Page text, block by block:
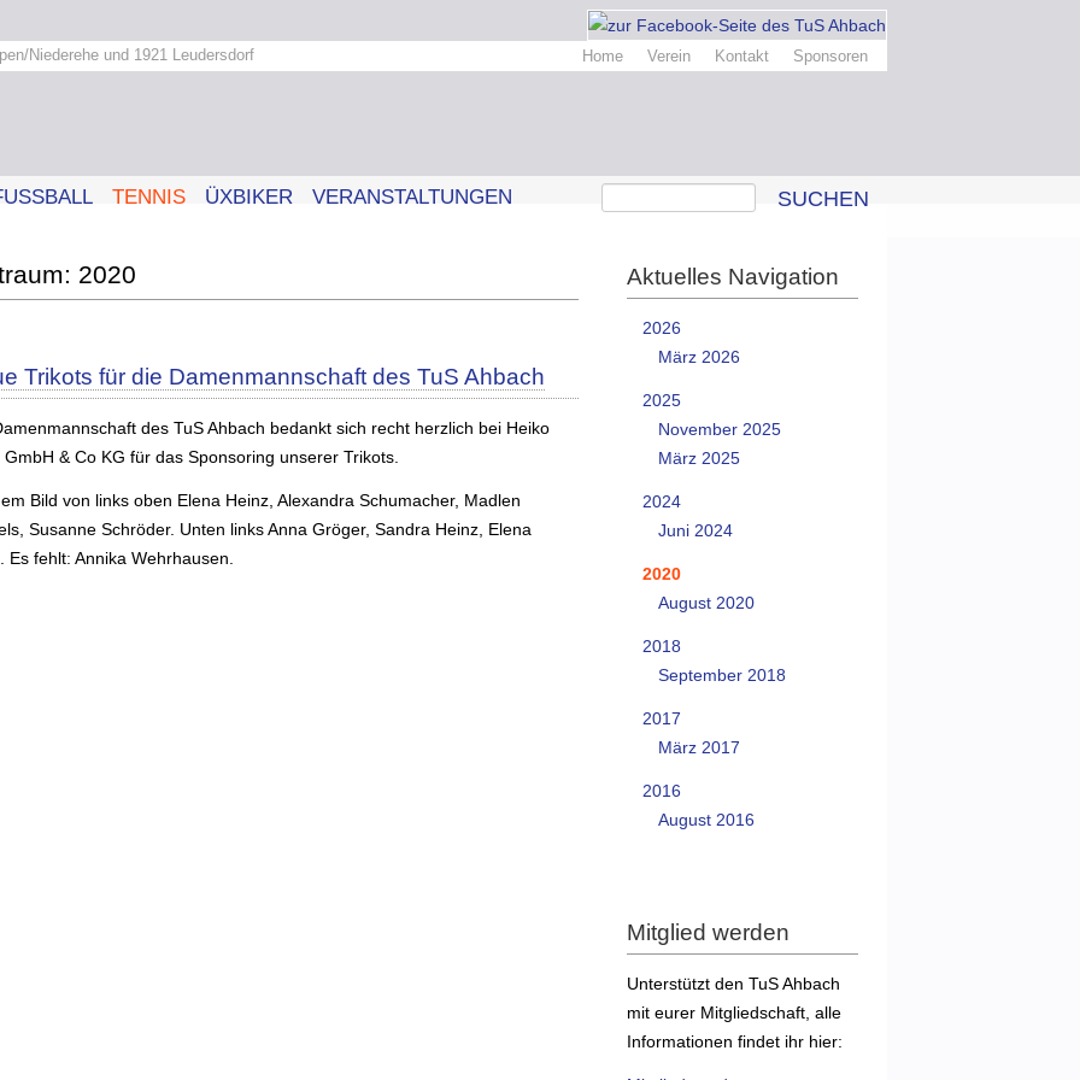
Niederehe und 1921 Leudersdorf Home Verein Kontakt Sponsoren
TENNIS ÜXBIKER VERANSTALTUNGEN SUCHEN
2020
Trikots für die Damenmannschaft des TuS Ahbach
des TuS Ahbach bedankt sich recht herzlich bei Heiko
GmbH & Co KG für das Sponsoring unserer Trikots.
Bild von links oben Elena Heinz, Alexandra Schumacher, Madlen
Susanne Schröder. Unten links Anna Gröger, Sandra Heinz, Elena
Es fehlt: Annika Wehrhausen.
Aktuelles Navigation
2026
März 2026
2025
November 2025
März 2025
2024
Juni 2024
2020
August 2020
2018
September 2018
2017
März 2017
2016
August 2016
Mitglied werden
Unterstützt den TuS Ahbach
mit eurer Mitgliedschaft, alle
Informationen findet ihr hier: